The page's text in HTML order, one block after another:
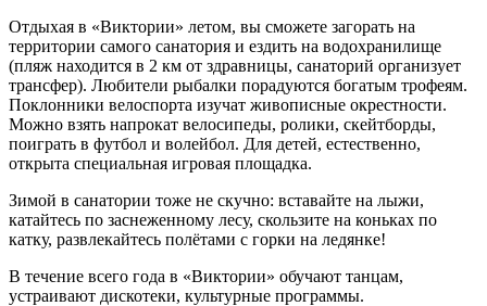
Отдыхая в «Виктории» летом, вы сможете загорать на
территории самого санатория и ездить на водохранилище
(пляж находится в 2 км от здравницы, санаторий организует
трансфер). Любители рыбалки порадуются богатым трофеям.
Поклонники велоспорта изучат живописные окрестности.
Можно взять напрокат велосипеды, ролики, скейтборды,
поиграть в футбол и волейбол. Для детей, естественно,
открыта специальная игровая площадка.
Зимой в санатории тоже не скучно: вставайте на лыжи,
катайтесь по заснеженному лесу, скользите на коньках по
катку, развлекайтесь полётами с горки на ледянке!
В течение всего года в «Виктории» обучают танцам,
устраивают дискотеки, культурные программы.